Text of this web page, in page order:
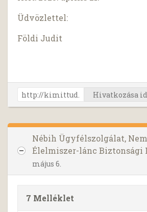
Üdvözlettel:
Földi Judit
Hivatkozása
Nébih Ügyfélszolgálat,
Élelmiszer-lánc Biztonsági
május 6.
7 Melléklet